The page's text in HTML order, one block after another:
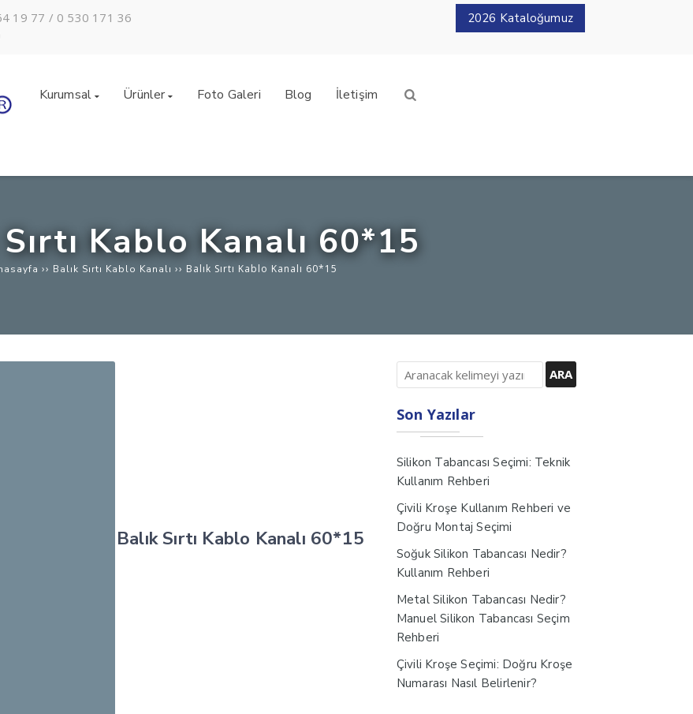
19 77 / 0 530 171 36
2026 Kataloğumuz
Kurumsal Ürünler Foto Galeri Blog İletişim
Kablo Kanalı 60*15
›› Balık Sırtı Kablo Kanalı ›› Balık Sırtı Kablo Kanalı 60*15
Balık Sırtı Kablo Kanalı 60*15
Son Yazılar
Silikon Tabancası Seçimi: Teknik
Kullanım Rehberi
Çivili Kroşe Kullanım Rehberi ve
Doğru Montaj Seçimi
Soğuk Silikon Tabancası Nedir?
Kullanım Rehberi
Metal Silikon Tabancası Nedir?
Manuel Silikon Tabancası Seçim
Rehberi
Çivili Kroşe Seçimi: Doğru Kroşe
Numarası Nasıl Belirlenir?